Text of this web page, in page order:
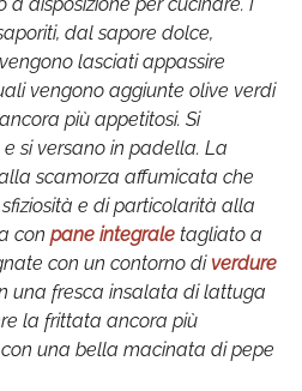
dal sapore dolce,
lasciati appassire
vengono aggiunte olive verdi
più appetitosi. Si
si versano in padella. La
scamorza affumicata che
e di particolarità alla
con pane integrale tagliato a
con un contorno di verdure
una fresca insalata di lattuga
la frittata ancora più
una bella macinata di pepe